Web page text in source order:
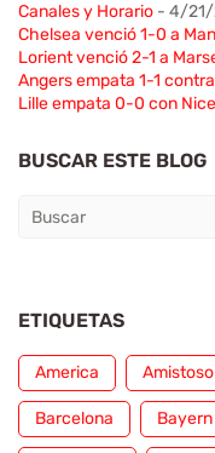
Canales y Horario - 4/
Chelsea venció 1-0 a
Lorient venció 2-1 a
Angers empata 1-1
Lille empata 0-0 con Nice
BUSCAR ESTE BLOG
ETIQUETAS
America Amistoso
Barcelona Bayern